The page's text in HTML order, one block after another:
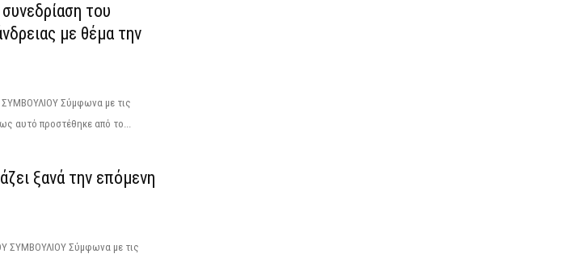
του
με θέμα την
Σύμφωνα με τις
αυτό προστέθηκε από το...
ξανά την επόμενη
ΣΥΜΒΟΥΛΙΟΥ Σύμφωνα με τις